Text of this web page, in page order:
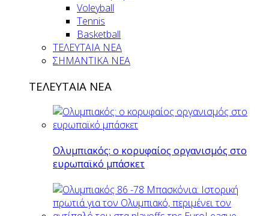
Voleyball
Tennis
Basketball
ΤΕΛΕΥΤΑΙΑ ΝΕΑ
ΣΗΜΑΝΤΙΚΑ ΝΕΑ
ΤΕΛΕΥΤΑΙΑ ΝΕΑ
Ολυμπιακός: ο κορυφαίος οργανισμός στο
ευρωπαϊκό μπάσκετ